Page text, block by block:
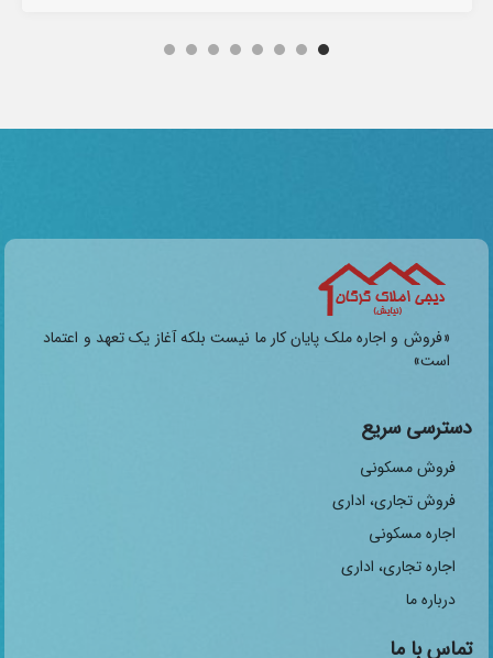
«فروش و اجاره ملک پایان کار ما نیست بلکه آغاز یک تعهد و اعتماد
است»
دسترسی سریع
فروش مسکونی
فروش تجاری، اداری
اجاره مسکونی
اجاره تجاری، اداری
درباره ما
تماس با ما